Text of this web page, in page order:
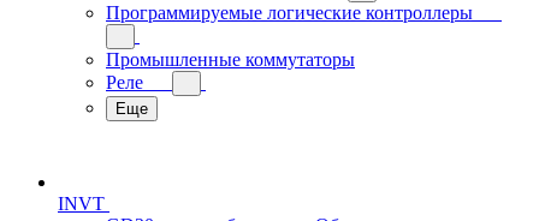
Программируемые логические контроллеры
Промышленные коммутаторы
Реле
Еще
INVT